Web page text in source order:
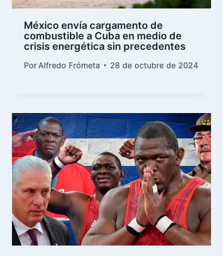
México envía cargamento de
combustible a Cuba en medio de
crisis energética sin precedentes
Por Alfredo Frómeta 28 de octubre de 2024